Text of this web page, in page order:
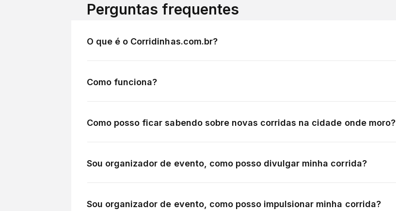
Perguntas frequentes
O que é o Corridinhas.com.br?
Como funciona?
Como posso ficar sabendo sobre novas corridas na cidade onde moro?
Sou organizador de evento, como posso divulgar minha corrida?
Sou organizador de evento, como posso impulsionar minha corrida?